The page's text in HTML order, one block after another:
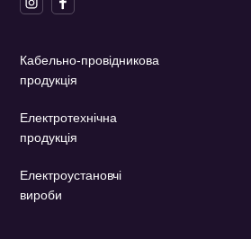
Кабельно-провідникова
продукція
Електротехнічна
продукція
Електроустановчі
вироби